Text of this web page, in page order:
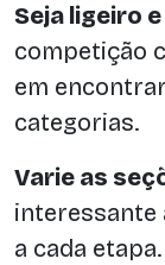
Seja ligeiro
competição
em
categorias.
Varie as
interessante
a cada